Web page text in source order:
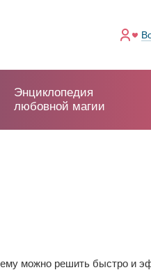
Энциклопедия
любовной магии
можно решить быстро и